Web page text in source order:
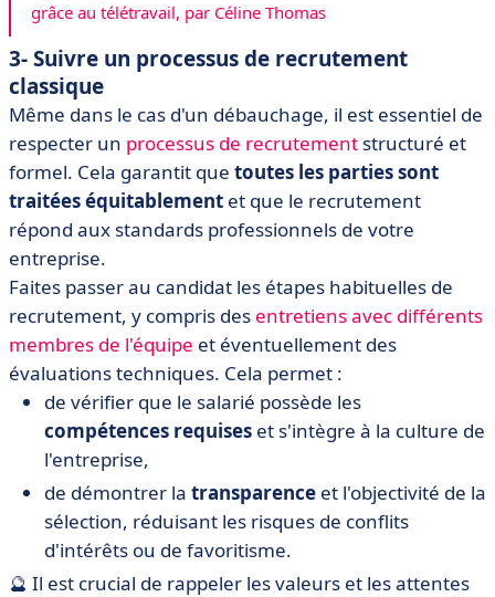
grâce au télétravail, par Céline Thomas
3- Suivre un processus de recrutement
classique
Même dans le cas d'un débauchage, il est essentiel de
respecter un processus de recrutement structuré et
formel. Cela garantit que toutes les parties sont
traitées équitablement et que le recrutement
répond aux standards professionnels de votre
entreprise.
Faites passer au candidat les étapes habituelles de
recrutement, y compris des entretiens avec différents
membres de l'équipe et éventuellement des
évaluations techniques. Cela permet :
de vérifier que le salarié possède les
compétences requises et s'intègre à la culture de
l'entreprise,
de démontrer la transparence et l'objectivité de la
sélection, réduisant les risques de conflits
d'intérêts ou de favoritisme.
🔮 Il est crucial de rappeler les valeurs et les attentes